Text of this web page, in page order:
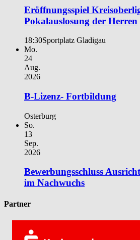
Eröffnungsspiel
Pokalauslosung der Herren
18:30Sportplatz Gladigau
Mo.
24
Aug.
2026
B-Lizenz- Fortbildung
Osterburg
So.
13
Sep.
2026
Bewerbungsschluss
im Nachwuchs
Partner